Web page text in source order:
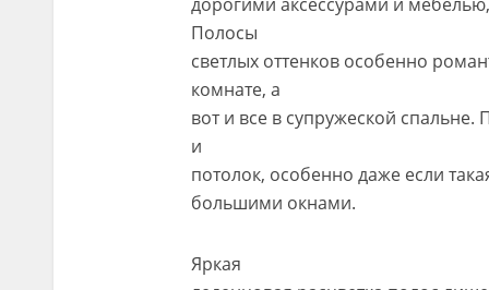
Полосы
светлых оттенков особенно
комнате, а
вот и все в супружеской
и
потолок, особенно даже если
большими окнами.
Яркая